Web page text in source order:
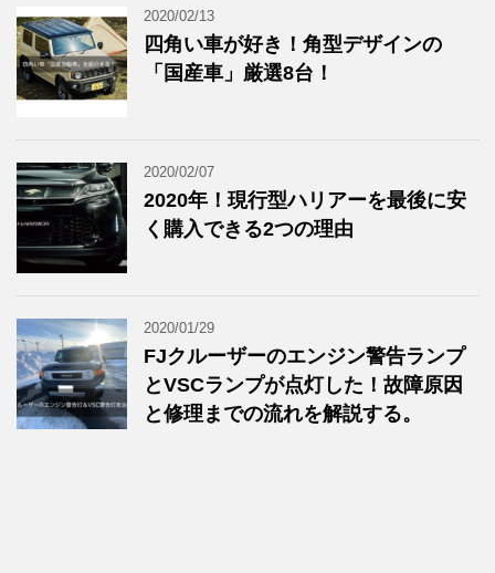
2020/02/13
四角い車が好き！角型デザインの
「国産車」厳選8台！
2020/02/07
2020年！現行型ハリアーを最後に安
く購入できる2つの理由
2020/01/29
FJクルーザーのエンジン警告ランプ
とVSCランプが点灯した！故障原因
と修理までの流れを解説する。